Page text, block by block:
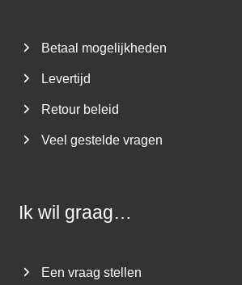
Betaal mogelijkheden
Levertijd
Retour beleid
Veel gestelde vragen
Ik wil graag…
Een vraag stellen